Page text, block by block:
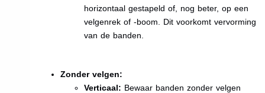
horizontaal gestapeld of, nog beter, op een
velgenrek of -boom. Dit voorkomt vervorming
van de banden.
Zonder velgen:
Verticaal: Bewaar banden zonder velgen